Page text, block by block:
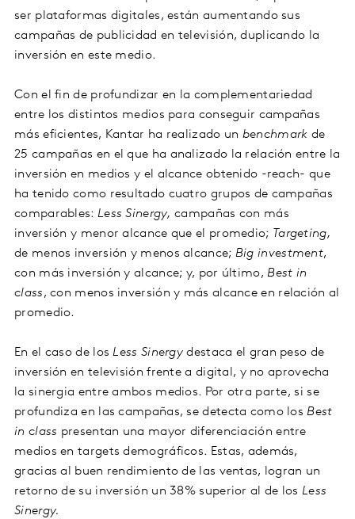
ser plataformas digitales, están aumentando sus
campañas de publicidad en televisión, duplicando la
inversión en este medio.
Con el fin de profundizar en la complementariedad
entre los distintos medios para conseguir campañas
más eficientes, Kantar ha realizado un benchmark de
25 campañas en el que ha analizado la relación entre la
inversión en medios y el alcance obtenido -reach- que
ha tenido como resultado cuatro grupos de campañas
comparables: Less Sinergy, campañas con más
inversión y menor alcance que el promedio; Targeting,
de menos inversión y menos alcance; Big investment,
con más inversión y alcance; y, por último,Best in
class, con menos inversión y más alcance en relación al
promedio.
En el caso de losLess Sinergy destaca el gran peso de
inversión en televisión frente a digital, y no aprovecha
la sinergia entre ambos medios. Por otra parte, si se
profundiza en las campañas, se detecta como losBest
in class presentan una mayor diferenciación entre
medios en targets demográficos. Estas, además,
gracias al buen rendimiento de las ventas, logran un
retorno de su inversión un 38% superior al de los Less
Sinergy.